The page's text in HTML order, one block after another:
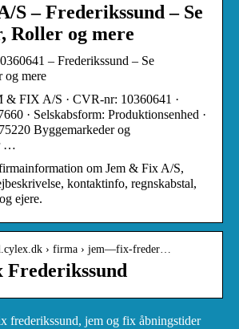
S – Frederikssund – Se
Roller og mere
– Frederikssund – Se
og mere
& FIX A/S · CVR-nr: 10360641 ·
· Selskabsform: Produktionsenhed ·
Byggemarkeder og
…
om Jem & Fix A/S,
kontaktinfo, regnskabstal,
ejere.
› firma › jem—fix-freder…
frederikssund, jem og fix åbningstider